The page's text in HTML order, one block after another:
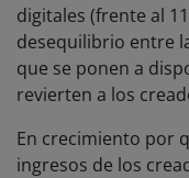
digitales (frente al
desequilibrio entre
que se ponen a
revierten a los
En crecimiento por
ingresos de los